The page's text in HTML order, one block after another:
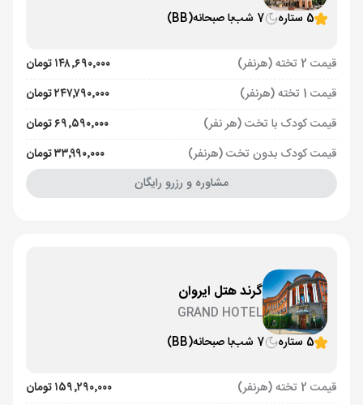
5 ستاره
7 شب با صبحانه(BB)
قیمت 2 تخته (هرنفر)
۱۴۸٬۶۹۰٬۰۰۰ تومان
قیمت 1 تخته (هرنفر)
۲۴۷٬۷۹۰٬۰۰۰ تومان
قیمت کودک با تخت (هر نفر)
۶۹٬۵۹۰٬۰۰۰ تومان
قیمت کودک بدون تخت (هرنفر)
۳۳٬۹۹۰٬۰۰۰ تومان
مشاوره و رزرو رایگان
گرند هتل ایروان
GRAND HOTEL
5 ستاره
7 شب با صبحانه(BB)
قیمت 2 تخته (هرنفر)
۱۵۹٬۲۹۰٬۰۰۰ تومان